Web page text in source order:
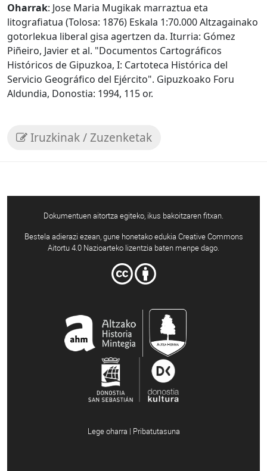
Oharrak: Jose Maria Mugikak marraztua eta
litografiatua (Tolosa: 1876) Eskala 1:70.000 Altzagainako
gotorlekua liberal gisa agertzen da. Iturria: Gómez
Piñeiro, Javier et al. "Documentos Cartográficos
Históricos de Gipuzkoa, I: Cartoteca Histórica del
Servicio Geográfico del Ejército". Gipuzkoako Foru
Aldundia, Donostia: 1994, 115 or.
Iruzkinak / Zuzenketak
Dokumentuen aitortza egiteko, ikus bakoitzaren fitxan.
Bestela adierazi ezean, gune honetako edukia Creative Commons
Aitortu 4.0 Nazioarteko lizentzia baten menpe dago.
Lege oharra | Pribatutasuna